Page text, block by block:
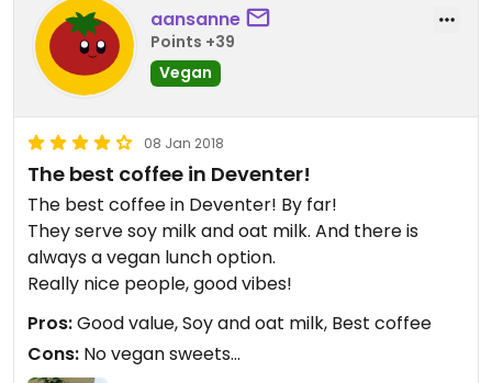
aansanne
Points +39
Vegan
08 Jan 2018
The best coffee in Deventer!
The best coffee in Deventer! By far!
They serve soy milk and oat milk. And there is
always a vegan lunch option.
Really nice people, good vibes!
Pros:Good value, Soy and oat milk, Best coffee
Cons: No vegan sweets...